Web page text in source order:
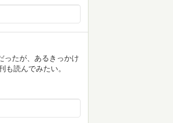
ったが、あるきっかけ
読んでみたい。